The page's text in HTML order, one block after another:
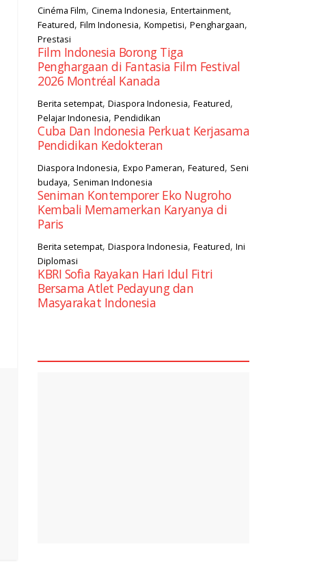
Cinéma Film, Cinema Indonesia, Entertainment,
Featured, Film Indonesia, Kompetisi, Penghargaan,
Prestasi
Film Indonesia Borong Tiga
Penghargaan di Fantasia Film Festival
2026 Montréal Kanada
Berita setempat, Diaspora Indonesia, Featured,
Pelajar Indonesia, Pendidikan
Cuba Dan Indonesia Perkuat Kerjasama
Pendidikan Kedokteran
Diaspora Indonesia, Expo Pameran, Featured, Seni
budaya, Seniman Indonesia
Seniman Kontemporer Eko Nugroho
Kembali Memamerkan Karyanya di
Paris
Berita setempat, Diaspora Indonesia, Featured, Ini
Diplomasi
KBRI Sofia Rayakan Hari Idul Fitri
Bersama Atlet Pedayung dan
Masyarakat Indonesia